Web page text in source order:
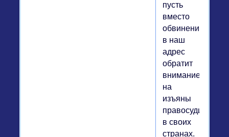
пусть
вместо
обвинений
в наш
адрес
обратит
внимание
на
изъяны
правосудия
в своих
странах.